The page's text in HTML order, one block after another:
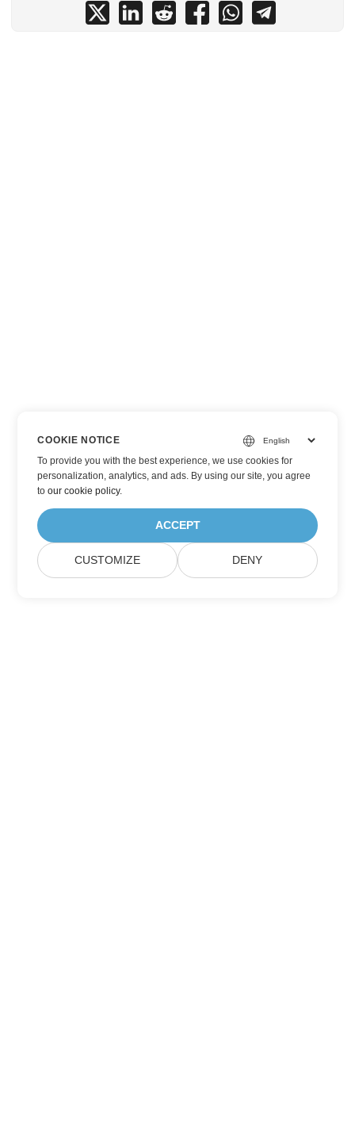
COOKIE NOTICE
To provide you with the best experience, we use cookies for
personalization, analytics, and ads. By using our site, you agree
toour cookie policy.
ACCEPT
CUSTOMIZE DENY